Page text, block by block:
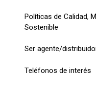
Políticas de Calidad,
Sostenible
Ser agente/
Teléfonos de interés